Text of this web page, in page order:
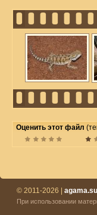
Оценить этот файл
© 2011-2026 | agama.su
При использовании